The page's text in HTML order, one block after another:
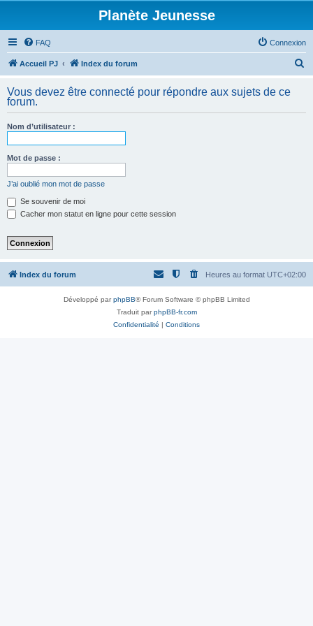
Planète Jeunesse
FAQ Connexion
Accueil PJ Index du forum
h
Vous devez être connecté pour répondre aux sujets de ce
forum.
Nom d’utilisateur :
Mot de passe :
J’ai oublié mon mot de passe
Se souvenir de moi
Cacher mon statut en ligne pour cette session
Index du forum Heures au format UTC+02:00
Développé parphpBB® Forum Software © phpBB Limited
Traduit parphpBB-fr.com
Confidentialité | Conditions